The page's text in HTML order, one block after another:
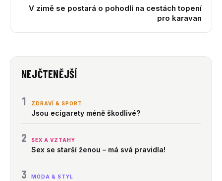
V zimě se postará o pohodlí na cestách topení
pro karavan
NEJČTENĚJŠÍ
1 ZDRAVÍ & SPORT
Jsou ecigarety méně škodlivé?
2 SEX A VZTAHY
Sex se starší ženou – má svá pravidla!
3 MÓDA & STYL